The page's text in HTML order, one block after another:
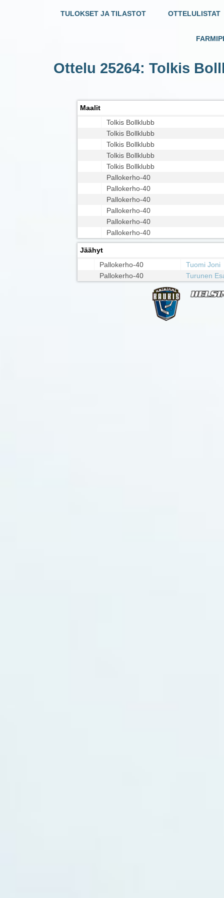
TULOKSET JA TILASTOT OTTELULISTAT
Ottelu 25264: Tolkis
Maalit
Tolkis Bollklubb
Tolkis Bollklubb
Tolkis Bollklubb
Tolkis Bollklubb
Tolkis Bollklubb
Pallokerho-40
Pallokerho-40
Pallokerho-40
Pallokerho-40
Pallokerho-40
Pallokerho-40
Jäähyt
Pallokerho-40
Tuomi Joni
Pallokerho-40
Turunen